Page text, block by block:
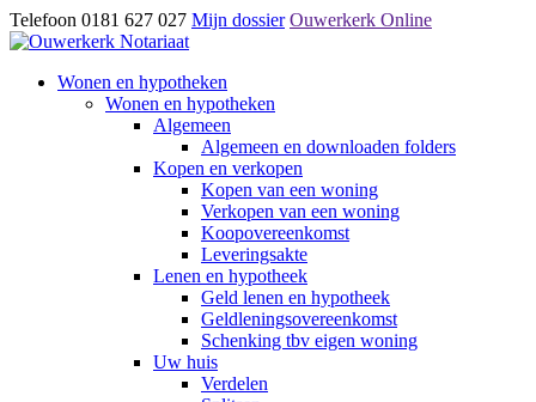
Telefoon 0181 627 027 Mijn dossier Ouwerkerk Online
Wonen en hypotheken
Wonen en hypotheken
Algemeen
Algemeen en downloaden folders
Kopen en verkopen
Kopen van een woning
Verkopen van een woning
Koopovereenkomst
Leveringsakte
Lenen en hypotheek
Geld lenen en hypotheek
Geldleningsovereenkomst
Schenking tbv eigen woning
Uw huis
Verdelen